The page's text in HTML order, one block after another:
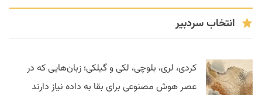
انتخاب سردبیر
کردی، لری، بلوچی، لکی و گیلکی؛ زبان‌هایی که در
عصر هوش مصنوعی برای بقا به داده نیاز دارند